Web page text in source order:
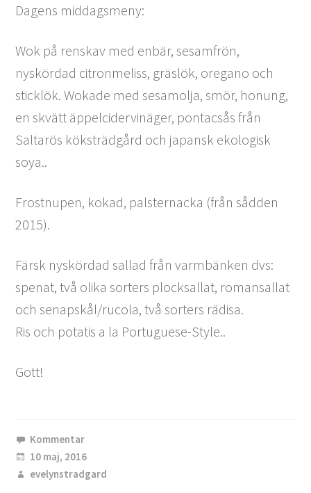
Dagens middagsmeny:
Wok på renskav med enbär, sesamfrön,
nyskördad citronmeliss, gräslök, oregano och
sticklök. Wokade med sesamolja, smör, honung,
en skvätt äppelcidervinäger, pontacsås från
Saltarös köksträdgård och japansk ekologisk
soya..
Frostnupen, kokad, palsternacka (från sådden
2015).
Färsk nyskördad sallad från varmbänken dvs:
spenat, två olika sorters plocksallat, romansallat
och senapskål/rucola, två sorters rädisa.
Ris och potatis a la Portuguese-Style..
Gott!
Kommentar
10 maj, 2016
evelynstradgard